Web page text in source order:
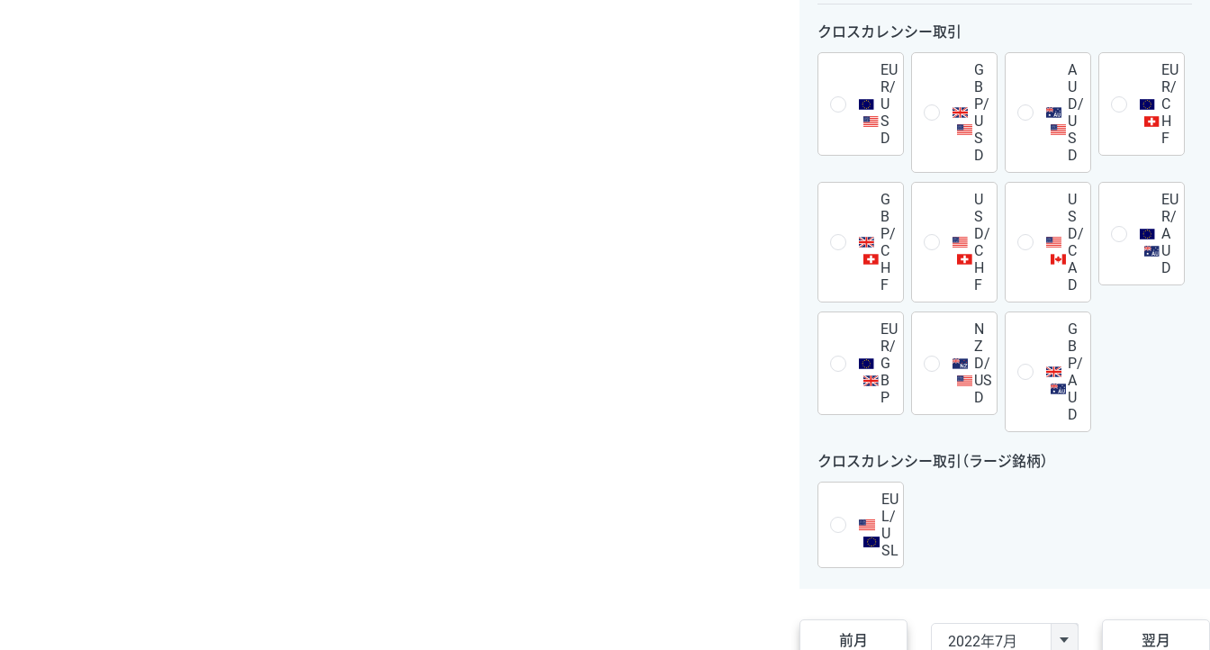
クロスカレンシー取引
EU
R/
U
S
D
G
B
P/
U
S
D
A
U
D/
U
S
D
EU
R/
C
H
F
G
B
P/
C
H
F
U
S
D/
C
H
F
U
S
D/
C
A
D
EU
R/
A
U
D
EU
R/
G
B
P
N
Z
D/
US
D
G
B
P/
A
U
D
クロスカレンシー取引（ラージ銘柄）
EU
L/
U
SL
前月 翌月